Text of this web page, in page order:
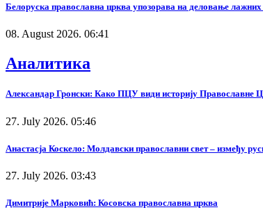
Белоруска православна црква упозорава на деловање
08. August 2026. 06:41
Аналитика
Александар Гронски: Како ПЦУ види историју Православне
27. July 2026. 05:46
Анастасја Коскело: Молдавски православни свет – између
27. July 2026. 03:43
Димитрије Марковић: Косовска православна црква